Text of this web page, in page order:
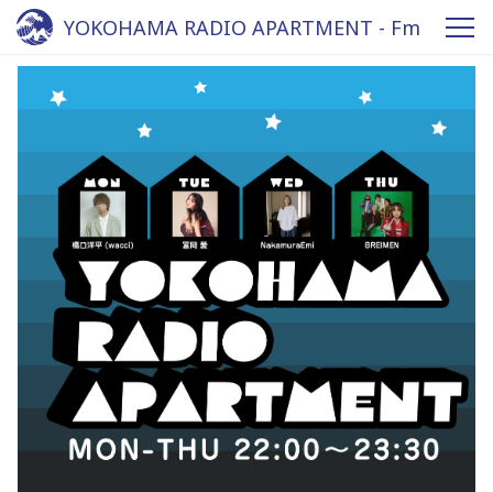
YOKOHAMA RADIO APARTMENT - Fm
yokohama 84.7